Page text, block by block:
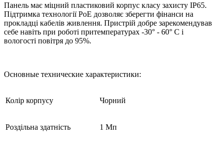
Панель має міцний пластиковий корпус класу захисту IP65.
Підтримка технології PoE дозволяє зберегти фінанси на
прокладці кабелів живлення. Пристрій добре зарекомендував
себе навіть при роботі притемпературах -30° - 60° С і
вологості повітря до 95%.
Основные технические характеристики:
Колір корпусу Чорний
Роздільна здатність 1 Мп